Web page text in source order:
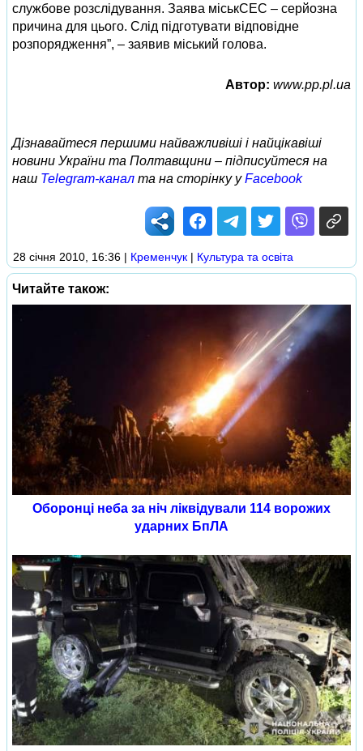
службове розслідування. Заява міськСЕС – серйозна
причина для цього. Слід підготувати відповідне
розпорядження”, – заявив міський голова.
Автор: www.pp.pl.ua
Дізнавайтеся першими найважливіші і найцікавіші
новини України та Полтавщини – підписуйтеся на
наш Telegram-канал та на сторінку уFacebook
28 січня 2010, 16:36 | Кременчук | Культура та освіта
Читайте також:
Оборонці неба за ніч ліквідували 114 ворожих
ударних БпЛА